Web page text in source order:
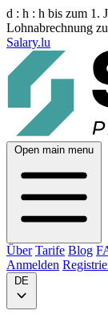
d : h : h bis zum 1.
Lohnabrechnung
Salary.lu
Open main menu
Über Tarife Blog
Anmelden
DE